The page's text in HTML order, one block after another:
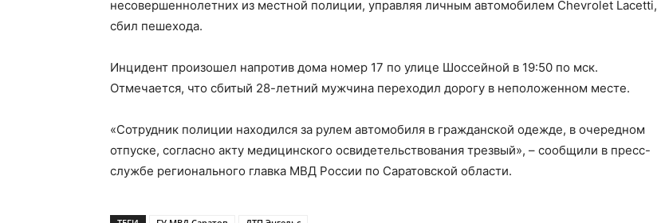
несовершеннолетних из местной полиции, управляя личным автомобилем Chevrolet Lacetti,
сбил пешехода.
Инцидент произошел напротив дома номер 17 по улице Шоссейной в 19:50 по мск.
Отмечается, что сбитый 28-летний мужчина переходил дорогу в неположенном месте.
«Сотрудник полиции находился за рулем автомобиля в гражданской одежде, в очередном
отпуске, согласно акту медицинского освидетельствования трезвый», – сообщили в пресс-
службе регионального главка МВД России по Саратовской области.